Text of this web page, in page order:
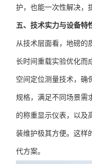
护，也能一次性解决，
五、技术实力与设备特
从技术层面看，地磅的
长时间重载实验优化而
空间定位测量技术，确
规格，满足不同场景需
的称重显示仪表，以及
装维护极其方便。这样
代方案。